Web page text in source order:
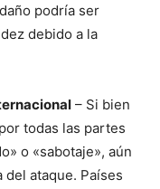
podría ser
debido a la
– Si bien
todas las partes
o «sabotaje», aún
ataque. Países